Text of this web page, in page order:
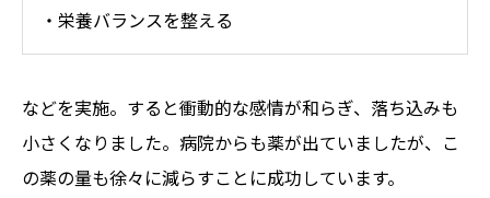
・栄養バランスを整える
などを実施。すると衝動的な感情が和らぎ、落ち込みも
小さくなりました。病院からも薬が出ていましたが、こ
の薬の量も徐々に減らすことに成功しています。